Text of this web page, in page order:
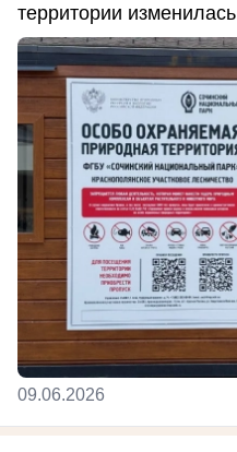
территории изменилась
09.06.2026